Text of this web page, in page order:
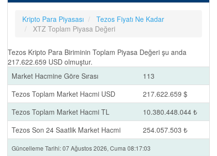
Kripto Para Piyasası
Tezos Fiyatı Ne Kadar
XTZ Toplam Piyasa Değeri
Tezos Kripto Para Biriminin Toplam Piyasa Değeri şu anda
217.622.659 USD olmuştur.
Market Hacmine Göre Sırası
113
Tezos Toplam Market Hacmi USD
217.622.659 $
Tezos Toplam Market Hacmi TL
10.380.448.044 ₺
Tezos Son 24 Saatlik Market Hacmi
254.057.503 ₺
Güncelleme Tarihi: 07 Ağustos 2026, Cuma 08:17:03